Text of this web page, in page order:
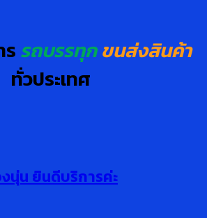
รถบรรทุกขนส่งสินค้า
ทั่วประเทศ
นุ่น ยินดีบริการค่ะ